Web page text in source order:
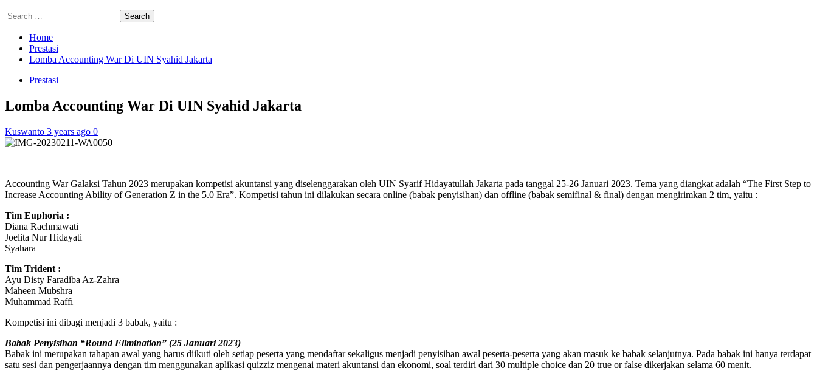
Search
for:
Home
Prestasi
Lomba Accounting War Di UIN Syahid Jakarta
Prestasi
Lomba Accounting War Di UIN Syahid Jakarta
Kuswanto 3 years ago 0
Accounting War Galaksi Tahun 2023 merupakan kompetisi akuntansi yang diselenggarakan oleh UIN Syarif Hidayatullah Jakarta pada tanggal 25-26 Januari 2023. Tema yang diangkat adalah “The First Step to
Increase Accounting Ability of Generation Z in the 5.0 Era”. Kompetisi tahun ini dilakukan secara online (babak penyisihan) dan offline (babak semifinal & final) dengan mengirimkan 2 tim, yaitu :
Tim Euphoria :
Diana Rachmawati
Joelita Nur Hidayati
Syahara
Tim Trident :
Ayu Disty Faradiba Az-Zahra
Maheen Mubshra
Muhammad Raffi
Kompetisi ini dibagi menjadi 3 babak, yaitu :
Babak Penyisihan “Round Elimination” (25 Januari 2023)
Babak ini merupakan tahapan awal yang harus diikuti oleh setiap peserta yang mendaftar sekaligus menjadi penyisihan awal peserta-peserta yang akan masuk ke babak selanjutnya. Pada babak ini hanya terdapat
satu sesi dan pengerjaannya dengan tim menggunakan aplikasi quizziz mengenai materi akuntansi dan ekonomi, soal terdiri dari 30 multiple choice dan 20 true or false dikerjakan selama 60 menit.